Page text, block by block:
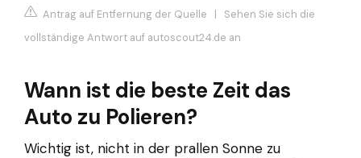
Antrag auf Entfernung der Quelle | Sehen Sie sich die
vollständige Antwort auf autoscout24.de an
Wann ist die beste Zeit das
Auto zu Polieren?
Wichtig ist, nicht in der prallen Sonne zu